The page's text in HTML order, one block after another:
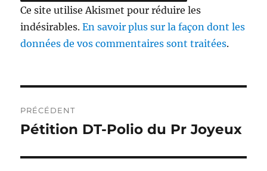
Ce site utilise Akismet pour réduire les
indésirables.En savoir plus sur la façon dont les
données de vos commentaires sont traitées.
de
PRÉCÉDENT
Publication
Pétition DT-Polio du Pr Joyeux